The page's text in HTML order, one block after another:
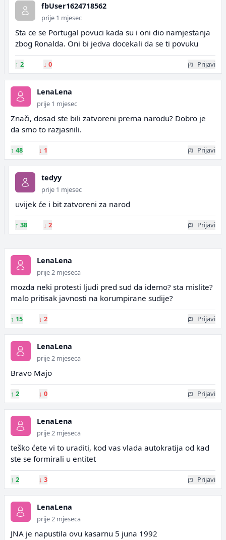
fbUser1624718562
prije 1 mjesec
Sta ce se Portugal povuci kada su i oni dio namjestanja
zbog Ronalda. Oni bi jedva docekali da se ti povuku
↑ 2 ↓ 0 Prijavi
LenaLena
prije 1 mjesec
Znači, dosad ste bili zatvoreni prema narodu? Dobro je
da smo to razjasnili.
↑ 48 ↓ 1 Prijavi
tedyy
prije 1 mjesec
uvijek će i bit zatvoreni za narod
↑ 38 ↓ 2 Prijavi
LenaLena
prije 2 mjeseca
mozda neki protesti ljudi pred sud da idemo? sta mislite?
malo pritisak javnosti na korumpirane sudije?
↑ 15 ↓ 2 Prijavi
LenaLena
prije 2 mjeseca
Bravo Majo
↑ 2 ↓ 0 Prijavi
LenaLena
prije 2 mjeseca
teško ćete vi to uraditi, kod vas vlada autokratija od kad
ste se formirali u entitet
↑ 2 ↓ 3 Prijavi
LenaLena
prije 2 mjeseca
JNA je napustila ovu kasarnu 5 juna 1992